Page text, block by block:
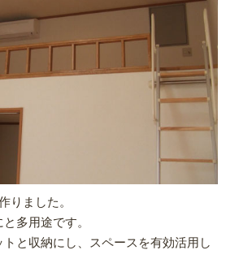
りました。
多用途です。
と収納にし、スペースを有効活用し